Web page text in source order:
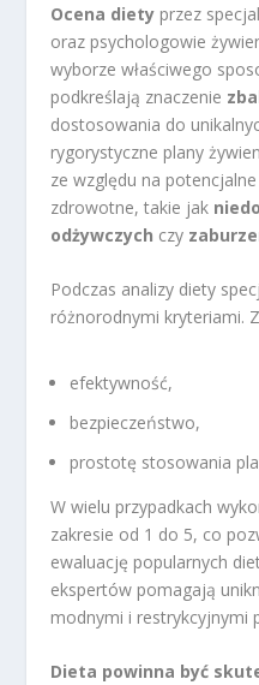
Ocena diety przez
oraz psychologowie
wyborze właściwego
podkreślają znaczenie
dostosowania do
rygorystyczne plany
ze względu na
zdrowotne, takie jak
odżywczych czy
Podczas analizy diety
różnorodnymi kryteriami.
efektywność,
bezpieczeństwo,
prostotę stosowania
W wielu przypadkach
zakresie od 1 do 5, co
ewaluację popularnych
ekspertów pomagają
modnymi i restrykcyjnymi
Dieta powinna być